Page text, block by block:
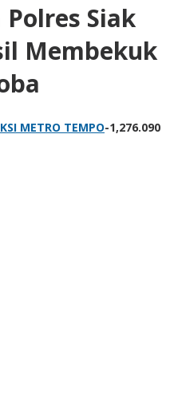
Siak
Membekuk
METRO TEMPO-1,276.090